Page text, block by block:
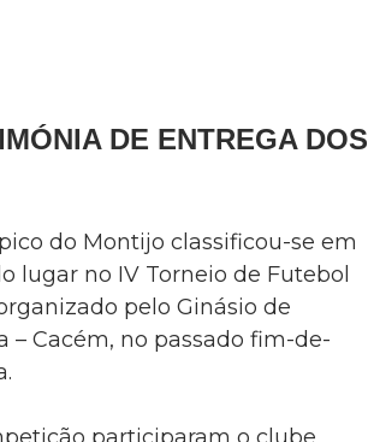
DE ENTREGA DOS
do Montijo classificou-se em
lugar no IV Torneio de Futebol
pelo Ginásio de
– Cacém, no passado fim-de-